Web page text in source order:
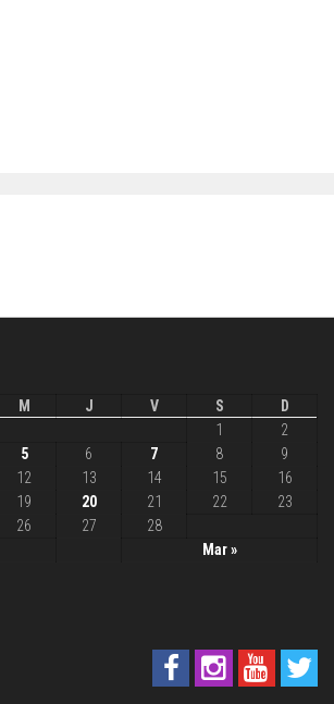
M J V S D
Mar »
1
2
5 6 7 8
9
12 13 14 15
16
19 20 21 22
23
26 27 28